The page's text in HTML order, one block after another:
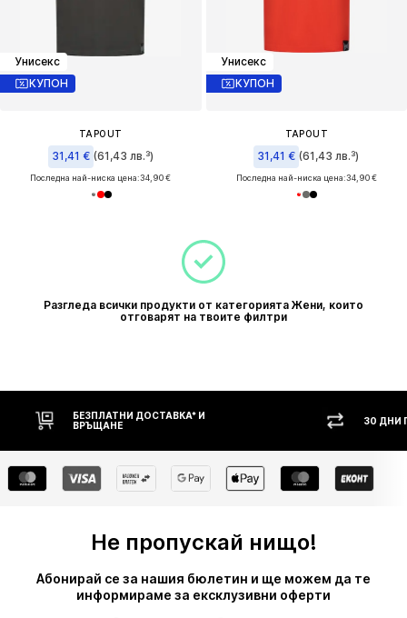
Унисекс
КУПОН
TAPOUT
31,41 € (61,43 лв.³)
Последна най-ниска цена:34,90 €
Унисекс
КУПОН
TAPOUT
31,41 € (61,43 лв.³)
Последна най-ниска цена:34,90 €
Разгледа всички продукти от категорията Жени, които
отговарят на твоите филтри
И 30 ДНИ ПРАВО НА ВРЪЩАНЕ
Не пропускай нищо!
Абонирай се за нашия бюлетин и ще можем да те
информираме за ексклузивни оферти